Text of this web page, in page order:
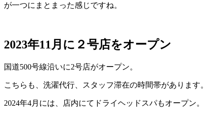
が一つにまとまった感じですね。
2023年11月に２号店をオープン
国道500号線沿いに2号店がオープン。
こちらも、洗濯代行、スタッフ滞在の時間帯があります。
2024年4月には、店内にてドライヘッドスパもオープン。